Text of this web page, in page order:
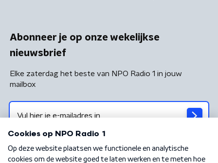
Abonneer je op onze wekelijkse
nieuwsbrief
Elke zaterdag het beste van NPO Radio 1 in jouw
mailbox